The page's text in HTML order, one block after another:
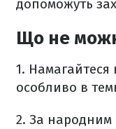
допоможуть
Що не
1. Намагайтеся
особливо в
2. За народним